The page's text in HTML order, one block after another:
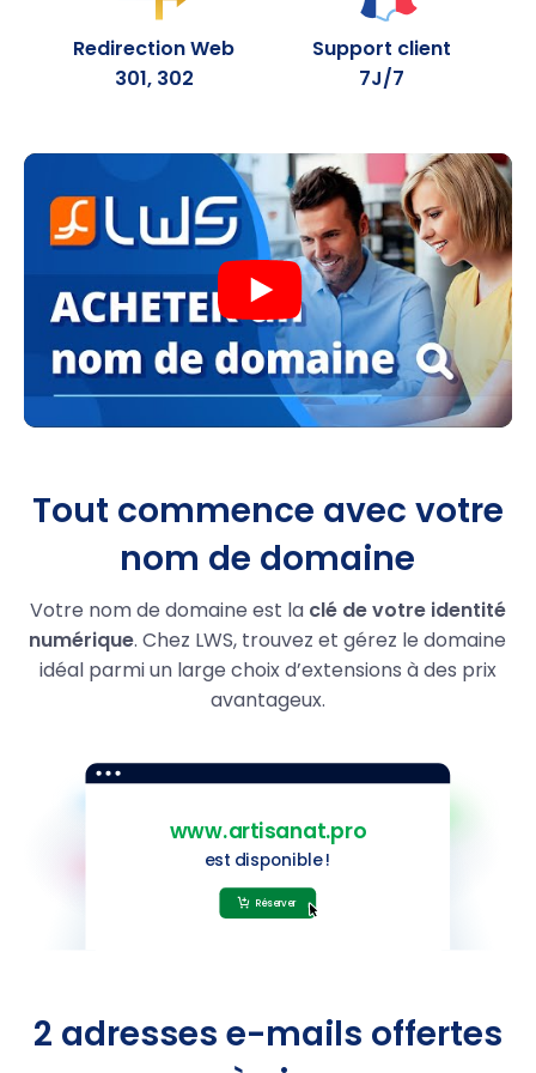
.fun
30.99
0,99 €
.pics
27.99
.mom
29.99 1,99 €
.monster
14.59 1,99 €
.quest
14.59 1,99 €
.beauty
14.59
1,99 €
.hair
14.59 1,99 €
.makeup
14.59
1,99 €
.autos
14.59 1,99 €
1,99 €
.photo
29,99 €
Redirection Web
301, 302
Support client
7J/7
Tout commence avec votre
nom de domaine
Votre nom de domaine est la clé de votre identité
numérique. Chez LWS, trouvez et gérez le domaine
idéal parmi un large choix d’extensions à des prix
avantageux.
2 adresses e-mails offertes